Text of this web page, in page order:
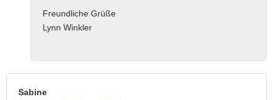
Freundliche Grüße
Lynn Winkler
Sabine